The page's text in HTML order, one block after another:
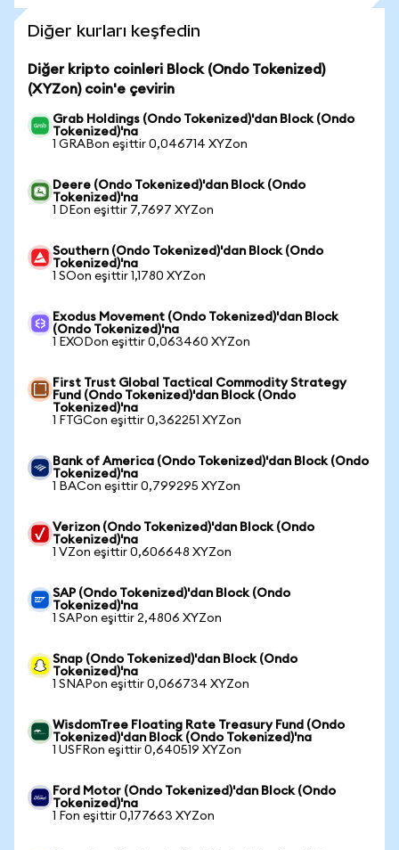
Diğer kurları keşfedin
Diğer kripto coinleri Block (Ondo Tokenized)
(XYZon) coin'e çevirin
Grab Holdings (Ondo Tokenized)'dan Block (Ondo
Tokenized)'na
1 GRABon eşittir 0,046714 XYZon
Deere (Ondo Tokenized)'dan Block (Ondo
Tokenized)'na
1 DEon eşittir 7,7697 XYZon
Southern (Ondo Tokenized)'dan Block (Ondo
Tokenized)'na
1 SOon eşittir 1,1780 XYZon
Exodus Movement (Ondo Tokenized)'dan Block
(Ondo Tokenized)'na
1 EXODon eşittir 0,063460 XYZon
First Trust Global Tactical Commodity Strategy
Fund (Ondo Tokenized)'dan Block (Ondo
Tokenized)'na
1 FTGCon eşittir 0,362251 XYZon
Bank of America (Ondo Tokenized)'dan Block (Ondo
Tokenized)'na
1 BACon eşittir 0,799295 XYZon
Verizon (Ondo Tokenized)'dan Block (Ondo
Tokenized)'na
1 VZon eşittir 0,606648 XYZon
SAP (Ondo Tokenized)'dan Block (Ondo
Tokenized)'na
1 SAPon eşittir 2,4806 XYZon
Snap (Ondo Tokenized)'dan Block (Ondo
Tokenized)'na
1 SNAPon eşittir 0,066734 XYZon
WisdomTree Floating Rate Treasury Fund (Ondo
Tokenized)'dan Block (Ondo Tokenized)'na
1 USFRon eşittir 0,640519 XYZon
Ford Motor (Ondo Tokenized)'dan Block (Ondo
Tokenized)'na
1 Fon eşittir 0,177663 XYZon